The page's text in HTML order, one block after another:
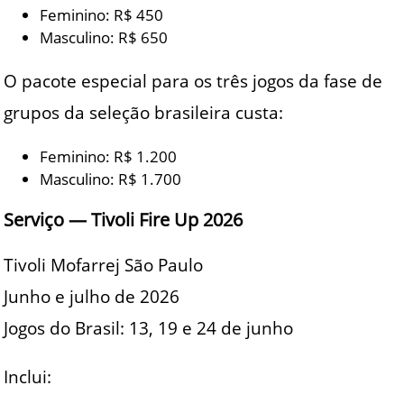
Feminino: R$ 450
Masculino: R$ 650
O pacote especial para os três jogos da fase de
grupos da seleção brasileira custa:
Feminino: R$ 1.200
Masculino: R$ 1.700
Serviço — Tivoli Fire Up 2026
Tivoli Mofarrej São Paulo
Junho e julho de 2026
Jogos do Brasil: 13, 19 e 24 de junho
Inclui: